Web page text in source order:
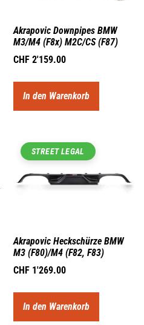
Akrapovic Downpipes BMW
M3/M4 (F8x) M2C/CS (F87)
CHF 2'159.00
In den Warenkorb
STREET LEGAL
Akrapovic Heckschürze BMW
M3 (F80)/M4 (F82, F83)
CHF 1'269.00
In den Warenkorb